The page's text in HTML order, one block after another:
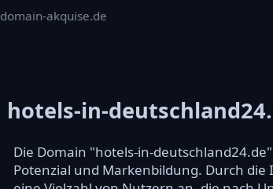
domain-akquise.de
hotels-in-
Die Domain "hotels-in-
Potenzial und Markenbildung. Durch